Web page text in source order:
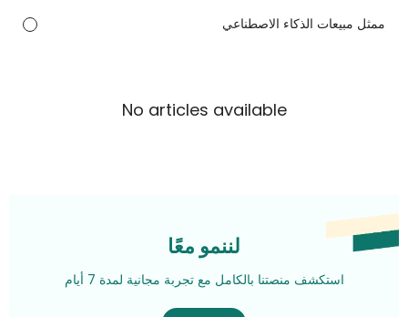
ممثل مبيعات الذكاء الاصطناعي
No articles available
لننمو معًا
استكشف منصتنا بالكامل مع تجربة مجانية لمدة 7 أيام